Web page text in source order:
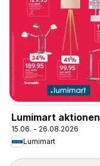
Lumimart aktionen
15.06. - 26.08.2026
Lumimart